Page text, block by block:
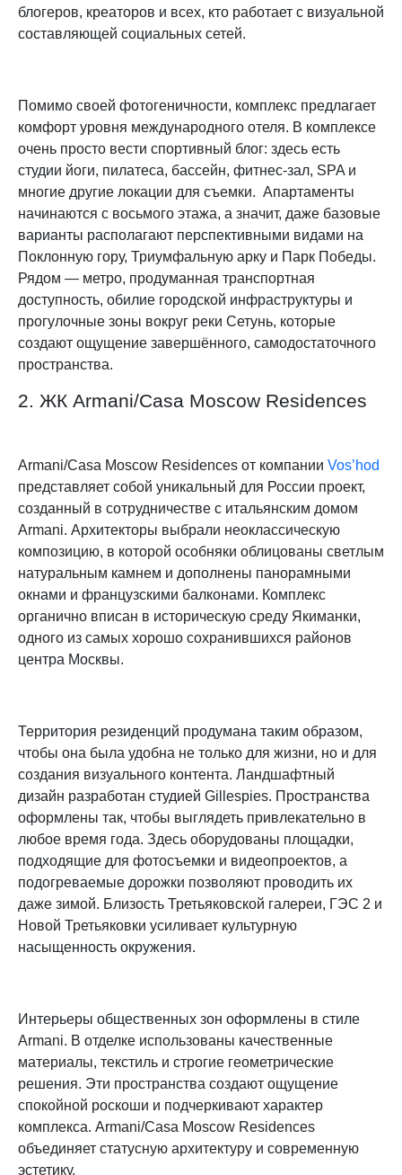
блогеров, креаторов и всех, кто работает с визуальной
составляющей социальных сетей.
Помимо своей фотогеничности, комплекс предлагает
комфорт уровня международного отеля. В комплексе
очень просто вести спортивный блог: здесь есть
студии йоги, пилатеса, бассейн, фитнес-зал, SPA и
многие другие локации для съемки. Апартаменты
начинаются с восьмого этажа, а значит, даже базовые
варианты располагают перспективными видами на
Поклонную гору, Триумфальную арку и Парк Победы.
Рядом — метро, продуманная транспортная
доступность, обилие городской инфраструктуры и
прогулочные зоны вокруг реки Сетунь, которые
создают ощущение завершённого, самодостаточного
пространства.
2. ЖК Armani/Casa Moscow Residences
Armani/Casa Moscow Residences от компании Vos’hod
представляет собой уникальный для России проект,
созданный в сотрудничестве с итальянским домом
Armani. Архитекторы выбрали неоклассическую
композицию, в которой особняки облицованы светлым
натуральным камнем и дополнены панорамными
окнами и французскими балконами. Комплекс
органично вписан в историческую среду Якиманки,
одного из самых хорошо сохранившихся районов
центра Москвы.
Территория резиденций продумана таким образом,
чтобы она была удобна не только для жизни, но и для
создания визуального контента. Ландшафтный
дизайн разработан студией Gillespies. Пространства
оформлены так, чтобы выглядеть привлекательно в
любое время года. Здесь оборудованы площадки,
подходящие для фотосъемки и видеопроектов, а
подогреваемые дорожки позволяют проводить их
даже зимой. Близость Третьяковской галереи, ГЭС 2 и
Новой Третьяковки усиливает культурную
насыщенность окружения.
Интерьеры общественных зон оформлены в стиле
Armani. В отделке использованы качественные
материалы, текстиль и строгие геометрические
решения. Эти пространства создают ощущение
спокойной роскоши и подчеркивают характер
комплекса. Armani/Casa Moscow Residences
объединяет статусную архитектуру и современную
эстетику.